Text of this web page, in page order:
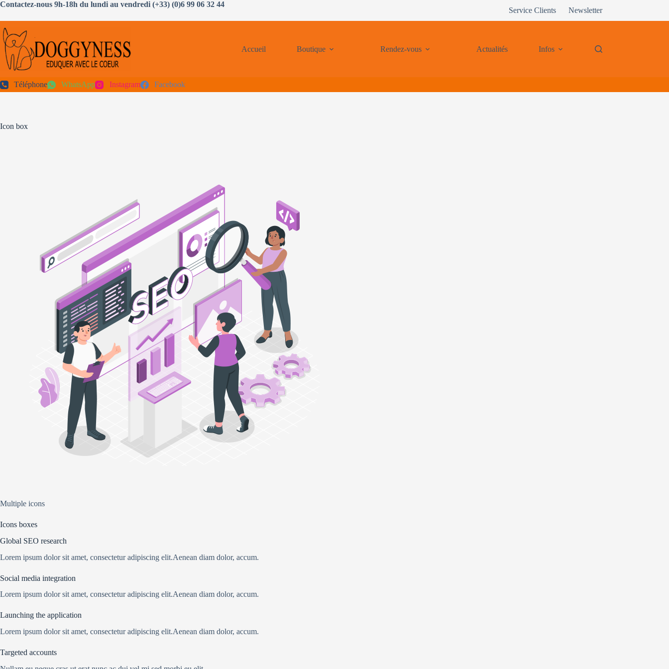
Passer
contenu
Contactez-nous 9h-18h du lundi au vendredi (+33) (0)6 99 06 32 44
Service Clients Newsletter
Accueil Boutique Rendez-vous Actualités Infos
Téléphone WhatsApp Instagram Facebook
Icon box
Multiple icons
Icons boxes
Global SEO research
Lorem ipsum dolor sit amet, consectetur adipiscing elit.Aenean diam dolor, accum.
Social media integration
Lorem ipsum dolor sit amet, consectetur adipiscing elit.Aenean diam dolor, accum.
Launching the application
Lorem ipsum dolor sit amet, consectetur adipiscing elit.Aenean diam dolor, accum.
Targeted accounts